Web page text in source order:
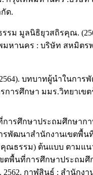
ด.
รม มูลนิธิยุวสถิรคุณ.
มหานคร : บริษัท สหมิตร
บทบาทผู้นำในการ
การศึกษา มมร.วิทยาเขต
ารศึกษาประถมศึกษากา
รพัฒนาสำนักงานเขตพื้น
ณธรรม) ต้นแบบ ตามแน
ขตพื้นที่การศึกษาประถมศึ
กาฬสินธุ์ : สำนักงา